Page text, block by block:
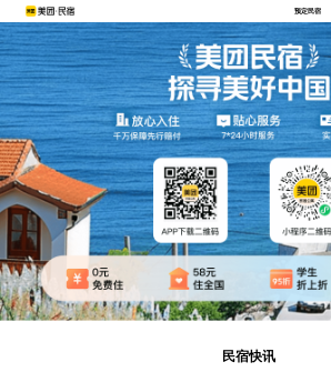
预定民宿
民宿快讯